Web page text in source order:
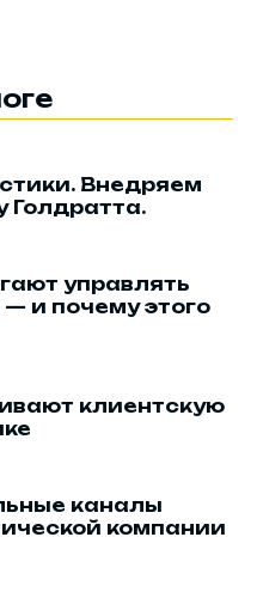
Внедряем
Голдратта.
управлять
и почему этого
клиентскую
каналы
компании